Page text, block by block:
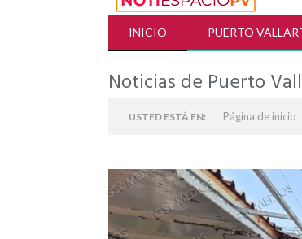
INICIO PUERTO
Noticias de Puerto
USTED ESTÁ EN: Página de inicio